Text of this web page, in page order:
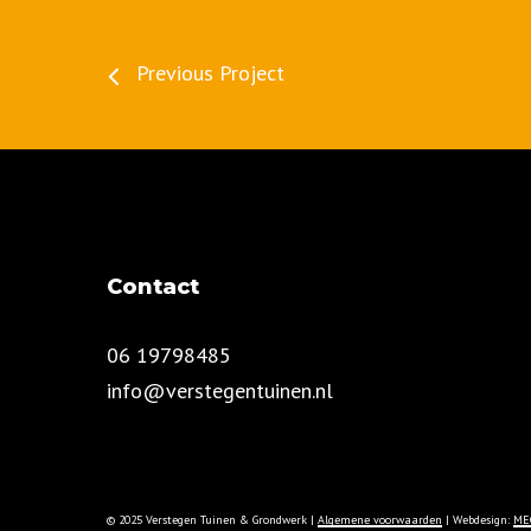
Previous Project
Contact
06 19798485
info@verstegentuinen.nl
© 2025 Verstegen Tuinen & Grondwerk |Algemene voorwaarden | Webdesign: